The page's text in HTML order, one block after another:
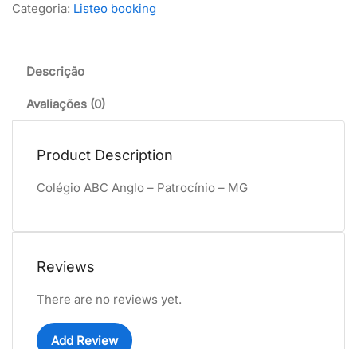
Categoria: Listeo booking
Descrição
Avaliações (0)
Product Description
Colégio ABC Anglo – Patrocínio – MG
Reviews
There are no reviews yet.
Add Review